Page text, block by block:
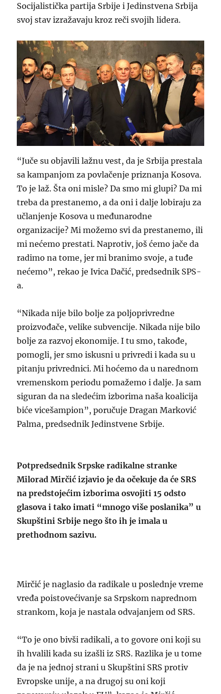
Socijalistička partija Srbije i Jedinstvena Srbija
svoj stav izražavaju kroz reči svojih lidera.
“Juče su objavili lažnu vest, da je Srbija prestala
sa kampanjom za povlačenje priznanja Kosova.
To je laž. Šta oni misle? Da smo mi glupi? Da mi
treba da prestanemo, a da oni i dalje lobiraju za
učlanjenje Kosova u međunarodne
organizacije? Mi možemo svi da prestanemo, ili
mi nećemo prestati. Naprotiv, još ćemo jače da
radimo na tome, jer mi branimo svoje, a tuđe
nećemo”, rekao je Ivica Dačić, predsednik SPS-
a.
“Nikada nije bilo bolje za poljoprivredne
proizvođače, velike subvencije. Nikada nije bilo
bolje za razvoj ekonomije. I tu smo, takođe,
pomogli, jer smo iskusni u privredi i kada su u
pitanju privrednici. Mi hoćemo da u narednom
vremenskom periodu pomažemo i dalje. Ja sam
siguran da na sledećim izborima naša koalicija
biće vicešampion”, poručuje Dragan Marković
Palma, predsednik Jedinstvene Srbije.
Potpredsednik Srpske radikalne stranke
Milorad Mirčić izjavio je da očekuje da će SRS
na predstojećim izborima osvojiti 15 odsto
glasova i tako imati “mnogo više poslanika” u
Skupštini Srbije nego što ih je imala u
prethodnom sazivu.
Mirčić je naglasio da radikale u poslednje vreme
vređa poistovećivanje sa Srpskom naprednom
strankom, koja je nastala odvajanjem od SRS.
“To je ono bivši radikali, a to govore oni koji su
ih hvalili kada su izašli iz SRS. Razlika je u tome
da je na jednoj strani u Skupštini SRS protiv
Evropske unije, a na drugoj su oni koji